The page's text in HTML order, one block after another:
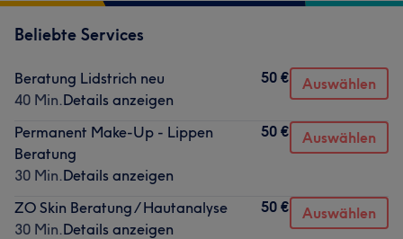
Beliebte Services
Beratung Lidstrich neu
40 Min.Details anzeigen
50 € Auswählen
Permanent Make-Up - Lippen
Beratung
30 Min.Details anzeigen
50 € Auswählen
ZO Skin Beratung / Hautanalyse
30 Min.Details anzeigen
50 € Auswählen